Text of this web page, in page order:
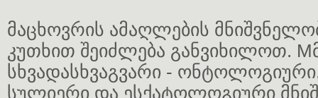
მაცხოვრის ამაღლების
კუთხით შეიძლება განვიხილოთ.
სხვადასხვაგვარი -
სულიერი და ესქატოლოგიური